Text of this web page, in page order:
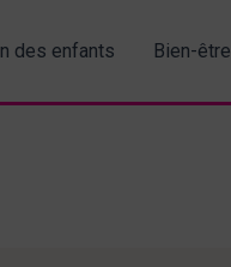
des enfants Bien-être